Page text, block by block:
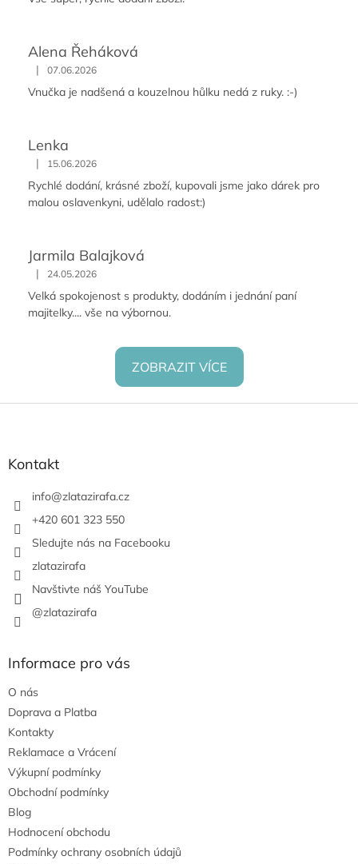
Alena Řeháková
| 07.06.2026
Vnučka je nadšená a kouzelnou hůlku nedá z ruky. :-)
Lenka
| 15.06.2026
Rychlé dodání, krásné zboží, kupovali jsme jako dárek pro
malou oslavenkyni, udělalo radost:)
Jarmila Balajková
| 24.05.2026
Velká spokojenost s produkty, dodáním i jednání paní
majitelky.... vše na výbornou.
ZOBRAZIT VÍCE
Z
Kontakt
info@zlatazirafa.cz
+420 601 323 550
Sledujte nás na Facebooku
zlatazirafa
Navštivte náš YouTube
@zlatazirafa
Informace pro vás
O nás
Doprava a Platba
Kontakty
Reklamace a Vrácení
Výkupní podmínky
Obchodní podmínky
Blog
Hodnocení obchodu
Podmínky ochrany osobních údajů